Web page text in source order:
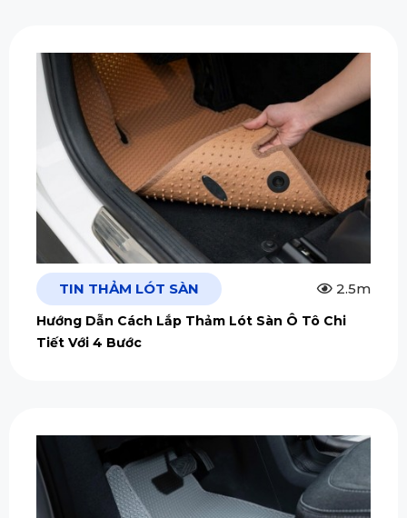
TIN THẢM LÓT SÀN 2.5m
Hướng Dẫn Cách Lắp Thảm Lót Sàn Ô Tô Chi
Tiết Với 4 Bước